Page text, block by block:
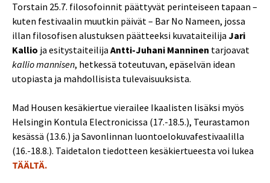
Torstain 25.7. filosofoinnit päättyvät perinteiseen tapaan –
kuten festivaalin muutkin päivät – Bar No Nameen, jossa
illan filosofisen alustuksen päätteeksi kuvataiteilija Jari
Kallio ja esitystaiteilija Antti-Juhani Manninen tarjoavat
kallio mannisen, hetkessä toteutuvan, epäselvän idean
utopiasta ja mahdollisista tulevaisuuksista.
Mad Housen kesäkiertue vierailee Ikaalisten lisäksi myös
Helsingin Kontula Electronicissa (17.-18.5.), Teurastamon
kesässä (13.6.) ja Savonlinnan luontoelokuvafestivaalilla
(16.-18.8.). Taidetalon tiedotteen kesäkiertueesta voi lukea
TÄÄLTÄ.